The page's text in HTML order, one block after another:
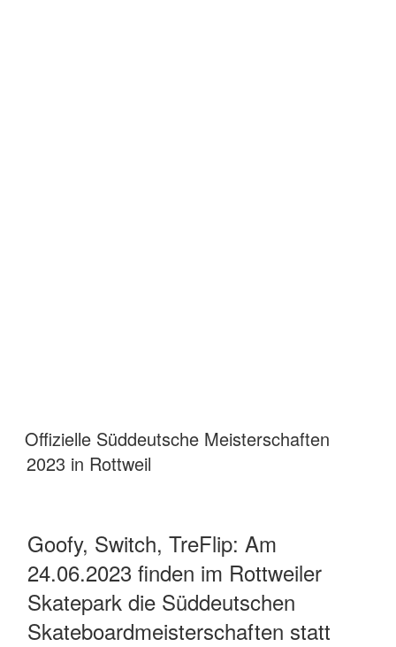
Offizielle Süddeutsche Meisterschaften
2023 in Rottweil
Goofy, Switch, TreFlip: Am
24.06.2023 finden im Rottweiler
Skatepark die Süddeutschen
Skateboardmeisterschaften statt